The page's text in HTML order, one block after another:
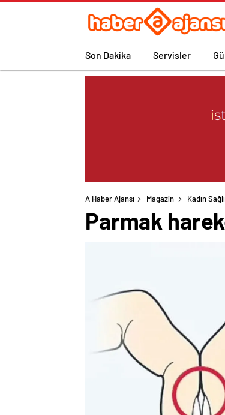
Son Dakika Servisler
A Haber Ajansı Magazin Kadın
Parmak